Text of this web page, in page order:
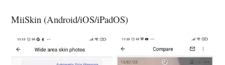
MiiSkin (Android/iOS/iPadOS)